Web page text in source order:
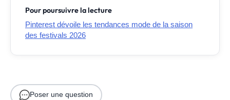
Pour poursuivre la lecture
Pinterest dévoile les tendances mode de la saison
des festivals 2026
Poser une question